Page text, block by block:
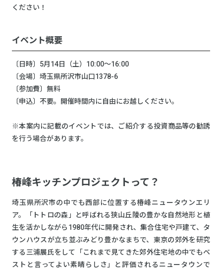
ください！
イベント概要
〔日時〕5月14日（土）10:00～16:00
〔会場〕埼玉県所沢市山口1378-6
〔参加費〕無料
〔申込〕不要。開催時間内に自由にお越しください。
※本案内に記載のイベントでは、ご紹介する投資商品等の勧誘
を行う場合があります。
椿峰キッチンプロジェクトって？
埼玉県所沢市の中でも西部に位置する椿峰ニュータウンエリ
ア。「トトロの森」と呼ばれる狭山丘陵の豊かな自然地形と植
生を活かしながら1980年代に開発され、集合住宅や戸建て、タ
ウンハウスが立ち並ぶみどり豊かなまちで、東京の郊外を研究
する三浦展氏をして「これまで見てきた郊外住宅地の中でもベ
ストと言ってよい素晴らしさ」と評価されるニュータウンで